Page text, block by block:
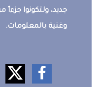
جديد، ولتكونوا
وغنية بالمعلومات.